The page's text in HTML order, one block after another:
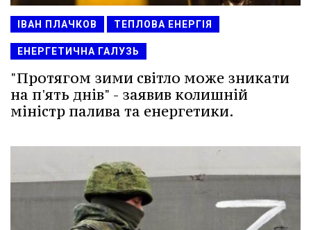
ІВАН ПЛАЧКОВ ТЕПЛОВА ЕНЕРГІЯ
ЕНЕРГЕТИЧНА ГАЛУЗЬ
"Протягом зими світло може зникати
на п'ять днів" - заявив колишній
міністр палива та енергетики.